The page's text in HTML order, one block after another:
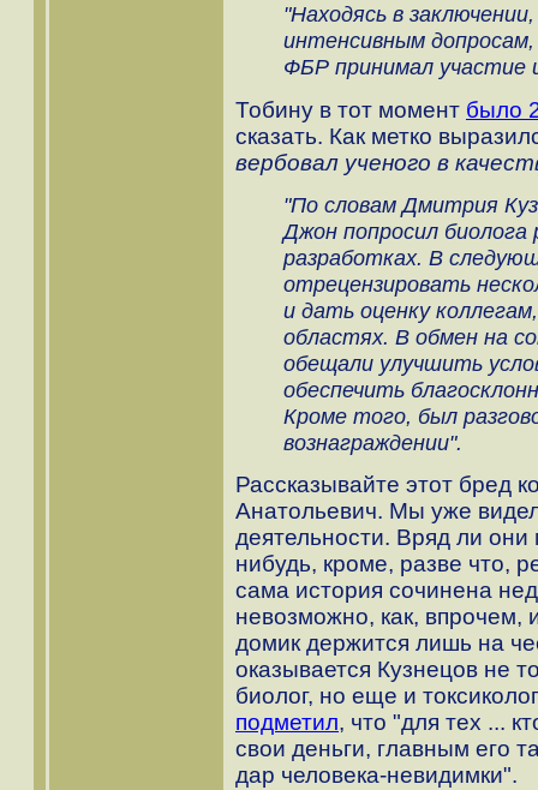
"Находясь в
интенсивным
ФБР принимал участие
Тобину в тот момент было
сказать. Как метко
вербовал ученого в
"По словам Дмитрия
Джон попросил биолога
разработках. В
отрецензировать
и дать оценку
областях. В обмен на
обещали улучшить
обеспечить
Кроме того, был
вознаграждении".
Рассказывайте этот бред
Анатольевич. Мы уже
деятельности. Вряд ли они
нибудь, кроме, разве что,
сама история сочинена
невозможно, как, впрочем,
домик держится лишь на
оказывается Кузнецов не
биолог, но еще и
подметил, что "для тех ...
свои деньги, главным его
дар человека-невидимки".